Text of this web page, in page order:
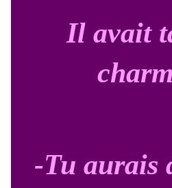
Il avait
-Tu aurais